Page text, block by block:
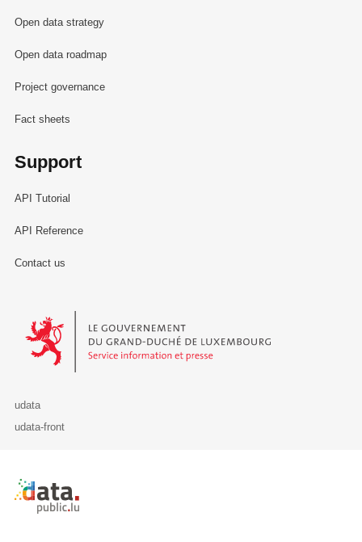
Open data strategy
Open data roadmap
Project governance
Fact sheets
Support
API Tutorial
API Reference
Contact us
Le Gouvernement du Grand-Duché de Luxembourg - Service
udata
udata-front
Retour à l'accueil de data.public.lu